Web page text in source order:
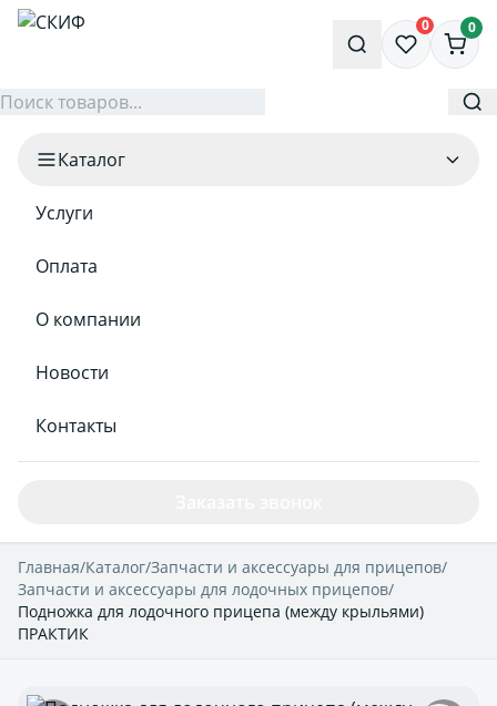
0 0
Каталог
Услуги
Оплата
О компании
Новости
Контакты
Главная/Каталог/Запчасти и аксессуары для прицепов/
Запчасти и аксессуары для лодочных прицепов/
Подножка для лодочного прицепа (между крыльями)
ПРАКТИК